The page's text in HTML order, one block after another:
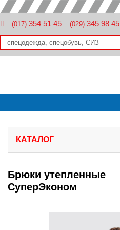
(017) 354 51 45 (029) 345 98 45
КАТАЛОГ
Брюки утепленные
СуперЭконом